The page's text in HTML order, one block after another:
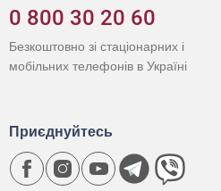
0 800 30 20 60
Безкоштовно зі стаціонарних і
мобільних телефонів в Україні
Приєднуйтесь